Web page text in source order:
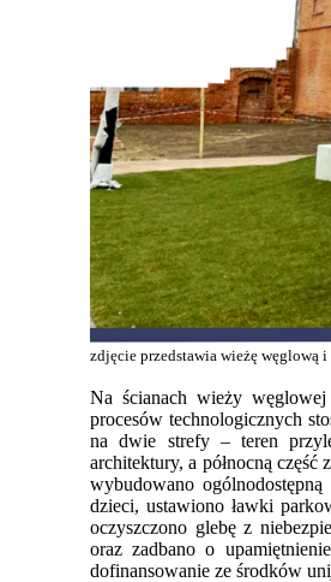
zdjęcie przedstawia wieżę węglową
Na ścianach wieży
procesów technologicznych
na dwie strefy – teren
architektury, a północną
wybudowano
dzieci, ustawiono ławki
oczyszczono glebę z
oraz zadbano o
dofinansowanie ze środków